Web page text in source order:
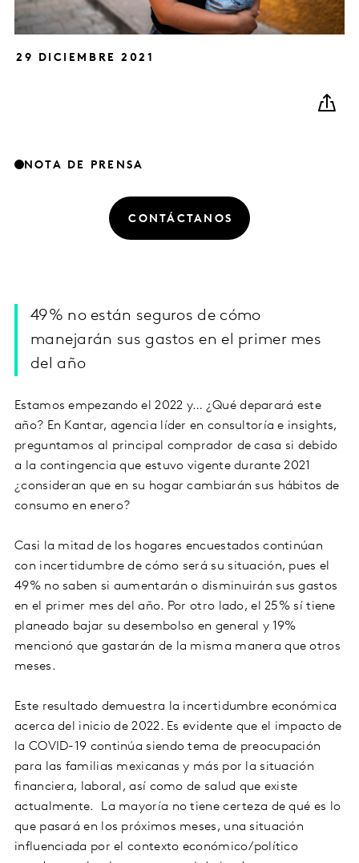
29 DICIEMBRE 2021
NOTA DE PRENSA
CONTÁCTANOS
49% no están seguros de cómo
manejarán sus gastos en el primer mes
del año
Estamos empezando el 2022 y… ¿Qué deparará este
año? En Kantar, agencia líder en consultoría e insights,
preguntamos al principal comprador de casa si debido
a la contingencia que estuvo vigente durante 2021
¿consideran que en su hogar cambiarán sus hábitos de
consumo en enero?
Casi la mitad de los hogares encuestados continúan
con incertidumbre de cómo será su situación, pues el
49% no saben si aumentarán o disminuirán sus gastos
en el primer mes del año. Por otro lado, el 25% sí tiene
planeado bajar su desembolso en general y 19%
mencionó que gastarán de la misma manera que otros
meses.
Este resultado demuestra la incertidumbre económica
acerca del inicio de 2022. Es evidente que el impacto de
la COVID-19 continúa siendo tema de preocupación
para las familias mexicanas y más por la situación
financiera, laboral, así como de salud que existe
actualmente. La mayoría no tiene certeza de qué es lo
que pasará en los próximos meses, una situación
influenciada por el contexto económico/político